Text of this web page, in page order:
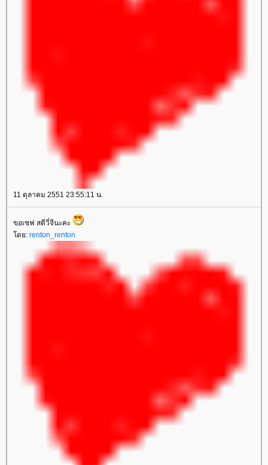
11 ตุลาคม 2551 23:55:11 น.
ขอเซฟ สตีวี่จีนะคะ
ดย: renton_renton